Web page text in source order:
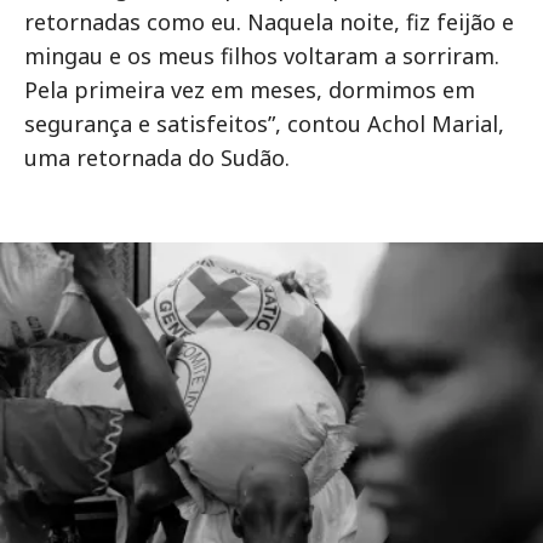
retornadas como eu. Naquela noite, fiz feijão e
mingau e os meus filhos voltaram a sorriram.
Pela primeira vez em meses, dormimos em
segurança e satisfeitos”, contou Achol Marial,
uma retornada do Sudão.